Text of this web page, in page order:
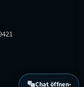
Chat öffnen